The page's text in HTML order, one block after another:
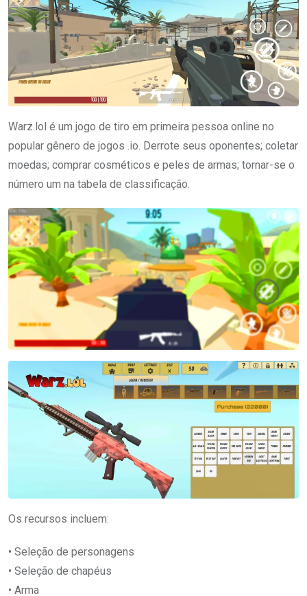
Warz.lol é um jogo de tiro em primeira pessoa online no
popular gênero de jogos .io. Derrote seus oponentes; coletar
moedas; comprar cosméticos e peles de armas; tornar-se o
número um na tabela de classificação.
Os recursos incluem:
• Seleção de personagens
• Seleção de chapéus
• Arma